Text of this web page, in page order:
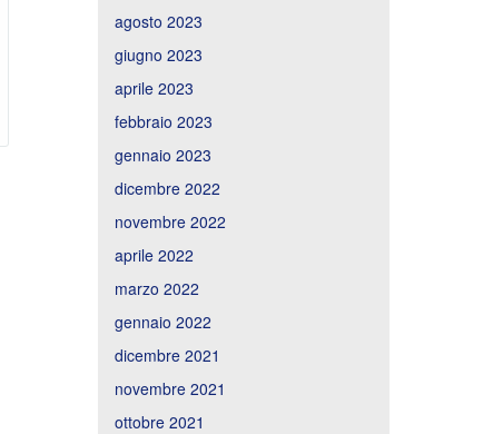
agosto 2023
giugno 2023
aprile 2023
febbraio 2023
gennaio 2023
dicembre 2022
novembre 2022
aprile 2022
marzo 2022
gennaio 2022
dicembre 2021
novembre 2021
ottobre 2021